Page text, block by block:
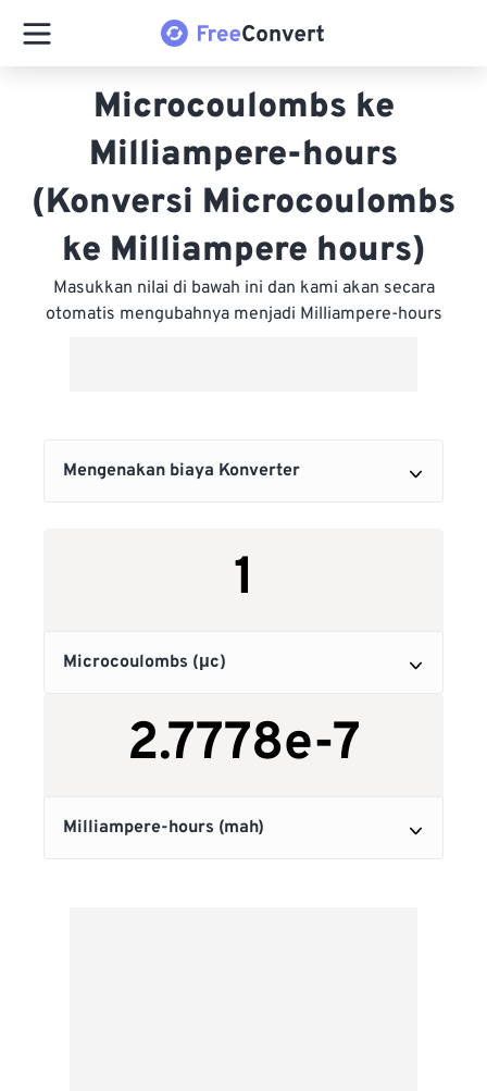
Microcoulombs ke
Milliampere-hours
(Konversi Microcoulombs
ke Milliampere hours)
Masukkan nilai di bawah ini dan kami akan secara
otomatis mengubahnya menjadi Milliampere-hours